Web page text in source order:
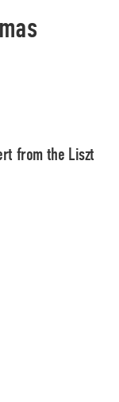
from the Liszt